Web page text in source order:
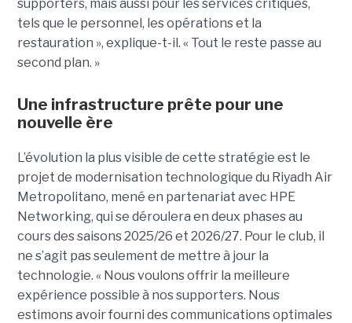
supporters, mais aussi pour les services critiques,
tels que le personnel, les opérations et la
restauration », explique-t-il. « Tout le reste passe au
second plan. »
Une infrastructure prête pour une
nouvelle ère
L’évolution la plus visible de cette stratégie est le
projet de modernisation technologique du Riyadh Air
Metropolitano, mené en partenariat avec HPE
Networking, qui se déroulera en deux phases au
cours des saisons 2025/26 et 2026/27. Pour le club, il
ne s’agit pas seulement de mettre à jour la
technologie. « Nous voulons offrir la meilleure
expérience possible à nos supporters. Nous
estimons avoir fourni des communications optimales